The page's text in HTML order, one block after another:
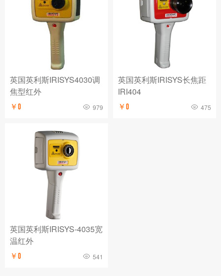
英国英利斯IRISYS4030调
焦型红外
￥0 979
英国英利斯IRISYS长焦距
IRI404
￥0 475
英国英利斯IRISYS-4035宽
温红外
￥0 541